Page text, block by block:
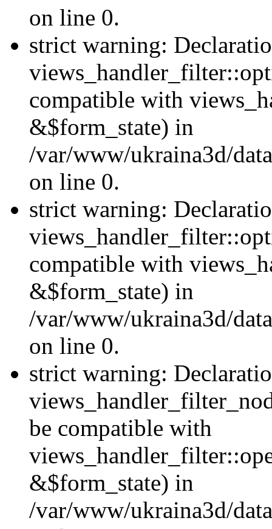
on line 0.
strict warning:
compatible with
&$form_state) in
/var/www/ukraina3d/
on line 0.
strict warning:
compatible with
&$form_state) in
/var/www/ukraina3d/
on line 0.
strict warning:
be compatible with
&$form_state) in
/var/www/ukraina3d/